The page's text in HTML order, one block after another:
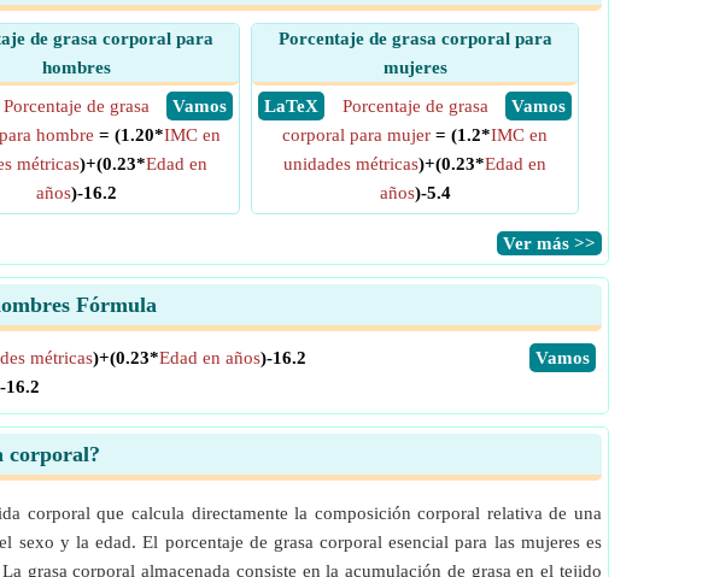
de grasa corporal para
hombres
​ Vamos
Porcentaje de grasa
hombre = (1.20*IMC en
métricas)+(0.23*Edad en
años)-16.2
Porcentaje de grasa corporal para
mujeres
​ LaTeX
​ Vamos
Porcentaje de grasa
corporal para mujer = (1.2*IMC en
unidades métricas)+(0.23*Edad en
años)-5.4
​Ver más >>
Fórmula
​Vamos
métricas)+(0.23*Edad en años)-16.2
16.2
corporal?
corporal que calcula directamente la composición corporal relativa de una
y la edad. El porcentaje de grasa corporal esencial para las mujeres es
grasa corporal almacenada consiste en la acumulación de grasa en el tejido